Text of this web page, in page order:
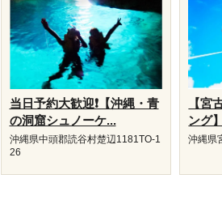
当日予約大歓迎❗【沖縄・青
の洞窟シュノーケ...
沖縄県中頭郡読谷村楚辺1181TO-1
26
【宮
ング
沖縄県